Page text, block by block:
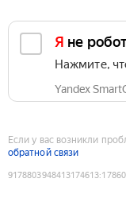
Я не
Нажмите,
Yandex
Если у вас возникли
обратной связи
9178803948413174613: